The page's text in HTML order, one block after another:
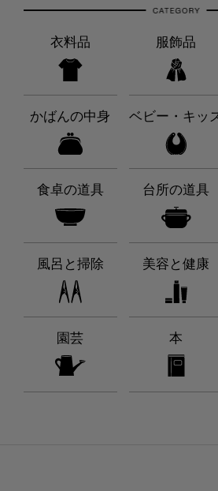
衣料品 服飾品
かばんの中身 ベビー・キッ
食卓の道具 台所の道具
風呂と掃除 美容と健康
園芸 本